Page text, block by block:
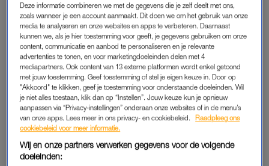
TANJA JESS ONTVANGT
OEUVREPRIJS VAN COC: 'VAN
ONSCHATBARE WAARDE VOOR
REGENBOOGGEMEENSCHAP'
MEDIA|WAT GOÉÉÉÉD
27-01-2025 | MIRJAM RASMUSSENS
Tanja Jess heeft de Bob Angelo Penning van het COC
gekregen. De prijs werd zondag voor het eerst sinds
2020 weer uitgereikt.
Ook Ligya Wachter en de stichting
Deze informatie combineren we met de gegevens die je zelf deelt met ons,
zoals wanneer je een account aanmaakt. Dit doen we om het gebruik van onze
media te analyseren en onze websites en apps te verbeteren. Daarnaast
kunnen we, als je hier toestemming voor geeft, je gegevens gebruiken om onze
content, communicatie en aanbod te personaliseren en je relevante
advertenties te tonen, en voor marketingdoeleinden delen met 4
mediapartners. Ook content van 13 externe platformen wordt enkel getoond
met jouw toestemming. Geef toestemming of stel je eigen keuze in. Door op
"Akkoord" te klikken, geef je toestemming voor onderstaande doeleinden. Wil
je niet alles toestaan, klik dan op “Instellen”. Jouw keuze kun je opnieuw
aanpassen via “Privacy-instellingen” onderaan onze websites of in de menu’s
van onze apps. Lees meer in ons privacy- en cookiebeleid.
Raadpleeg ons
cookiebeleid voor meer informatie.
Wij en onze partners verwerken gegevens voor de volgende
doeleinden: